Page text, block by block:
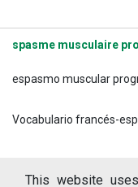
spasme musculaire
espasmo muscular
Vocabulario francés-
This website